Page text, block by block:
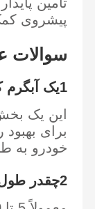
تامین
پیشروی
سوالات
1یک آبگرم کننده شوک تعلیق هوا چیست؟
این یک
برای بهبود
خودرو به
2چقدر طول مي کشه؟